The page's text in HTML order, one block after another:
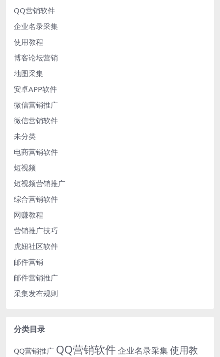
QQ营销软件
企业名录采集
使用教程
博客论坛营销
地图采集
安卓APP软件
微信营销推广
微信营销软件
未分类
电商营销软件
短视频
短视频营销推广
综合营销软件
网赚教程
营销推广技巧
虎妞社区软件
邮件营销
邮件营销推广
采集发布规则
分类目录
QQ营销推广 QQ营销软件企业名录采集使用教